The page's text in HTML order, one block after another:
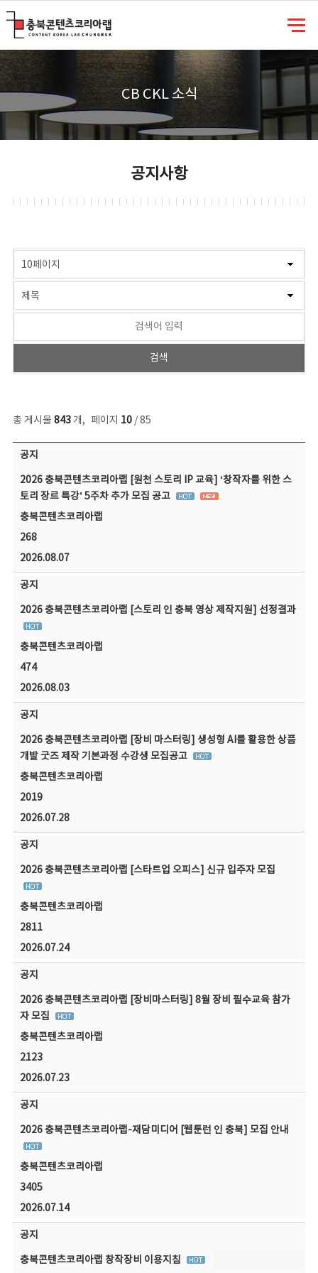
CB CKL 소식
공지사항
총 게시물 843개, 페이지 10/ 85
공지사항 목록 - 번호, 제목, 작성자, 파일, 조회수, 작성일 정보 제공
공지
2026 충북콘텐츠코리아랩 [원천 스토리 IP 교육] ‘창작자를 위한 스
토리 장르 특강’ 5주차 추가 모집 공고
충북콘텐츠코리아랩
268
2026.08.07
공지
2026 충북콘텐츠코리아랩 [스토리 인 충북 영상 제작지원] 선정결과
충북콘텐츠코리아랩
474
2026.08.03
공지
2026 충북콘텐츠코리아랩 [장비 마스터링] 생성형 AI를 활용한 상품
개발 굿즈 제작 기본과정 수강생 모집공고
충북콘텐츠코리아랩
2019
2026.07.28
공지
2026 충북콘텐츠코리아랩 [스타트업 오피스] 신규 입주자 모집
충북콘텐츠코리아랩
2811
2026.07.24
공지
2026 충북콘텐츠코리아랩 [장비마스터링] 8월 장비 필수교육 참가
자 모집
충북콘텐츠코리아랩
2123
2026.07.23
공지
2026 충북콘텐츠코리아랩-재담미디어 [웹툰런 인 충북] 모집 안내
충북콘텐츠코리아랩
3405
2026.07.14
공지
충북콘텐츠코리아랩 창작장비 이용지침